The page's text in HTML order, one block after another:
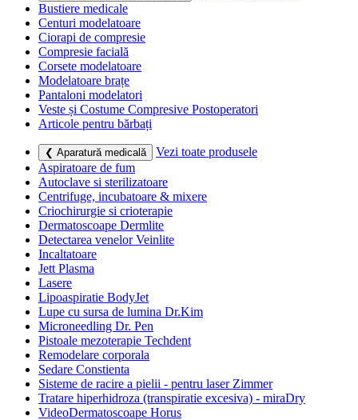
Bustiere medicale
Centuri modelatoare
Ciorapi de compresie
Compresie facială
Corsete modelatoare
Modelatoare brațe
Pantaloni modelatori
Veste și Costume Compresive Postoperatori
Articole pentru bărbați
❮ Aparatură medicală
Vezi toate produsele
Aspiratoare de fum
Autoclave si sterilizatoare
Centrifuge, incubatoare & mixere
Criochirurgie si crioterapie
Dermatoscoape Dermlite
Detectarea venelor Veinlite
Incaltatoare
Jett Plasma
Lasere
Lipoaspiratie BodyJet
Lupe cu sursa de lumina Dr.Kim
Microneedling Dr. Pen
Pistoale mezoterapie Techdent
Remodelare corporala
Sedare Constienta
Sisteme de racire a pielii - pentru laser Zimmer
Tratare hiperhidroza (transpiratie excesiva) - miraDry
VideoDermatoscoape Horus